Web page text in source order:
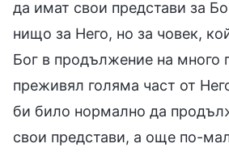
да имат свои представи за
нищо за Него, но за човек,
Бог в продължение на много
преживял голяма част от
би било нормално да
свои представи, а още по-